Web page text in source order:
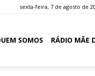
sexta-feira, 7 de agosto de
SOMOS RÁDIO MÃE